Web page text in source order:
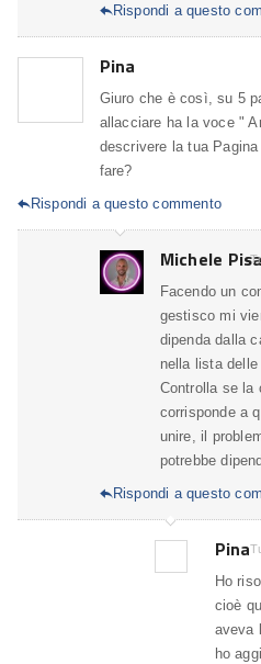
Rispondi a questo
Pina
Giuro che è così, su 5
allacciare ha la voce "
descrivere la tua
fare?
Rispondi a questo commento
Michele
Facendo un
gestisco mi
dipenda dalla
nella lista delle
Controlla se la
corrisponde a
unire, il
potrebbe
Rispondi a questo
Pina
Ho
cioè
aveva
ho